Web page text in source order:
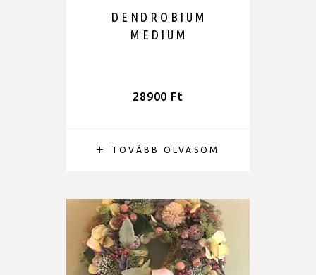
TOVÁBB OLVASOM
DENDROBIUM
MEDIUM
28900 Ft